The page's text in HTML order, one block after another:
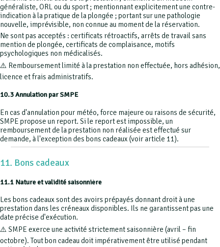
généraliste, ORL ou du sport ; mentionnant explicitement une contre-
indication à la pratique de la plongée ; portant sur une pathologie
nouvelle, imprévisible, non connue au moment de la réservation.
Ne sont pas acceptés : certificats rétroactifs, arrêts de travail sans
mention de plongée, certificats de complaisance, motifs
psychologiques non médicalisés.
⚠️ Remboursement limité à la prestation non effectuée, hors adhésion,
licence et frais administratifs.
10.3 Annulation par SMPE
En cas d'annulation pour météo, force majeure ou raisons de sécurité,
SMPE propose un report. Si le report est impossible, un
remboursement de la prestation non réalisée est effectué sur
demande, à l'exception des bons cadeaux (voir article 11).
11. Bons cadeaux
11.1 Nature et validité saisonnière
Les bons cadeaux sont des avoirs prépayés donnant droit à une
prestation dans les créneaux disponibles. Ils ne garantissent pas une
date précise d'exécution.
⚠️ SMPE exerce une activité strictement saisonnière (avril – fin
octobre). Tout bon cadeau doit impérativement être utilisé pendant